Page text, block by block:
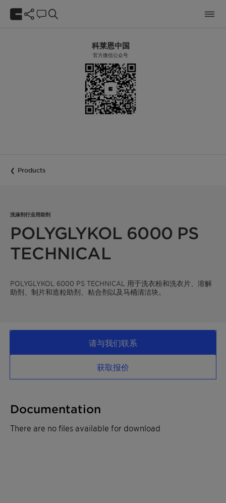
科莱恩中国
官方微信公众号
Products
洗涤剂行业用助剂
POLYGLYKOL 6000 PS
TECHNICAL
POLYGLYKOL 6000 PS TECHNICAL 用于洗衣粉和洗衣片、溶解
助剂、制片和造粒助剂、粘合剂以及马桶清洁块。
请与我们联系
获取报价
Documentation
There are no files available for download